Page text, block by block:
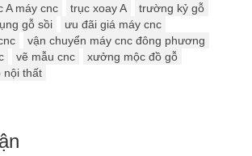
A máy cnc trục xoay A
trường kỷ gỗ
gỗ sồi
ưu đãi giá máy cnc
vận chuyển máy cnc đông phương
vẽ mẫu cnc
xưởng mộc đồ gỗ
nội thất